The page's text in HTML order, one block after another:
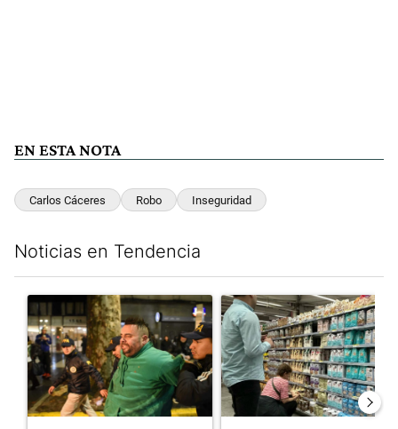
EN ESTA NOTA
Carlos Cáceres Robo Inseguridad
Noticias en Tendencia
Un artículo de tendencia con el título "La violencia sigue en
Un artículo de tendencia con